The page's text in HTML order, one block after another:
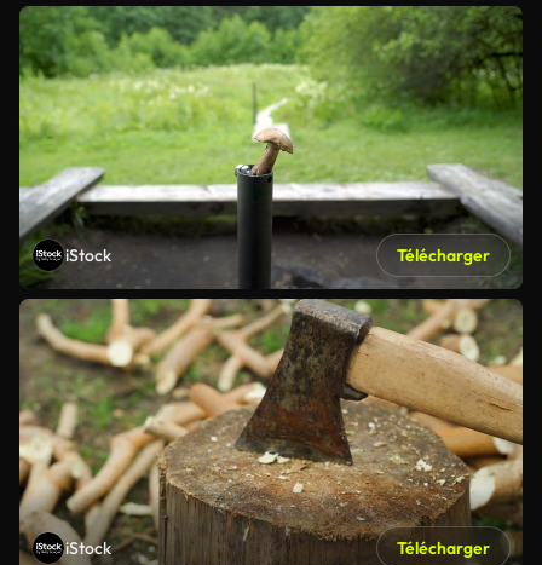
iStock Télécharger
iStock Télécharger